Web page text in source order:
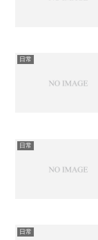
日常
日常
日常